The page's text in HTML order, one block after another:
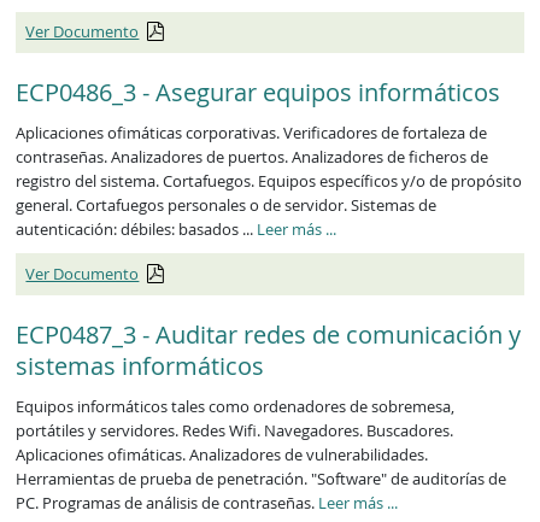
Ver Documento
ECP0486_3 - Asegurar equipos informáticos
Aplicaciones ofimáticas corporativas. Verificadores de fortaleza de
contraseñas. Analizadores de puertos. Analizadores de ficheros de
registro del sistema. Cortafuegos. Equipos específicos y/o de propósito
general. Cortafuegos personales o de servidor. Sistemas de
autenticación: débiles: basados ... Leer más ECP0486_3
...
Ver Documento
ECP0487_3 - Auditar redes de comunicación y
sistemas informáticos
Equipos informáticos tales como ordenadores de sobremesa,
portátiles y servidores. Redes Wifi. Navegadores. Buscadores.
Aplicaciones ofimáticas. Analizadores de vulnerabilidades.
Herramientas de prueba de penetración. "Software" de auditorías de
PC. Programas de análisis de contraseñas. Leer más ECP0487_3
...